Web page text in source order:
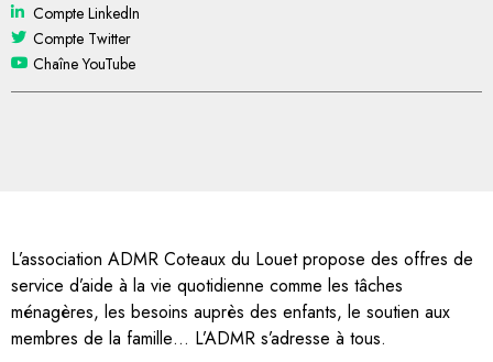
Compte LinkedIn
Compte Twitter
Chaîne YouTube
L’association ADMR Coteaux du Louet propose des offres de
service d’aide à la vie quotidienne comme les tâches
ménagères, les besoins auprès des enfants, le soutien aux
membres de la famille… L’ADMR s’adresse à tous.